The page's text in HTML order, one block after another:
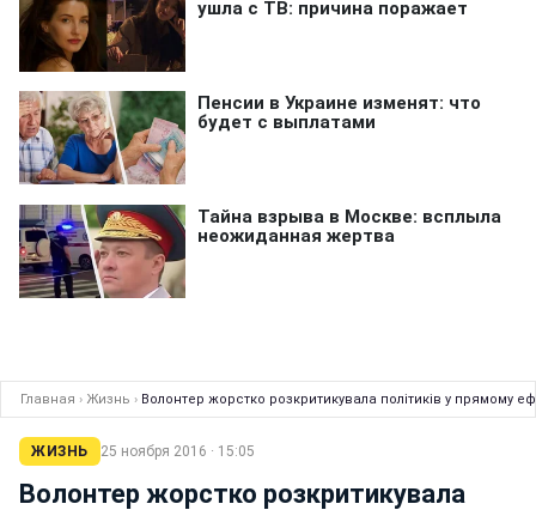
Главная › Жизнь › Волонтер жорстко розкритикувала політиків у прямому
ЖИЗНЬ 25 ноября 2016 · 15:05
Волонтер жорстко розкритикувала